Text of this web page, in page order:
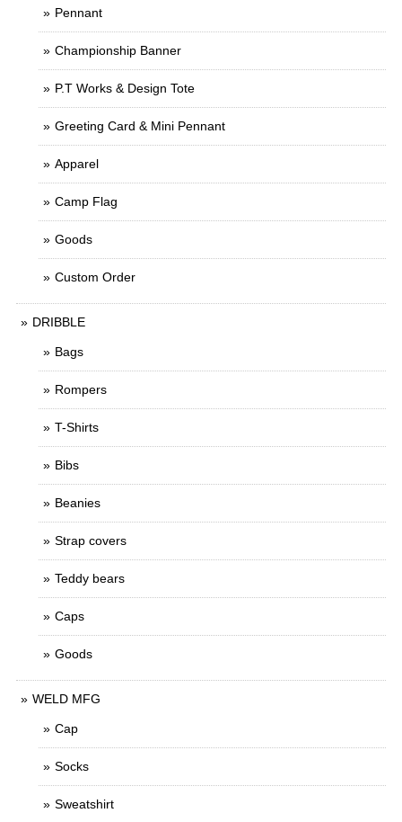
Pennant
Championship Banner
P.T Works & Design Tote
Greeting Card & Mini Pennant
Apparel
Camp Flag
Goods
Custom Order
DRIBBLE
Bags
Rompers
T-Shirts
Bibs
Beanies
Strap covers
Teddy bears
Caps
Goods
WELD MFG
Cap
Socks
Sweatshirt